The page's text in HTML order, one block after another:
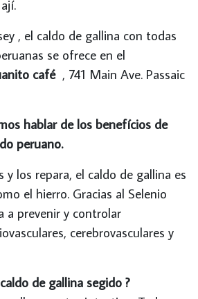
, el caldo de gallina con todas
se ofrece en el
café, 741 Main Ave. Passaic
hablar de los benefícios de
peruano.
y los repara, el caldo de gallina es
el hierro. Gracias al Selenio
a prevenir y controlar
cerebrovasculares y
de gallina segido ?